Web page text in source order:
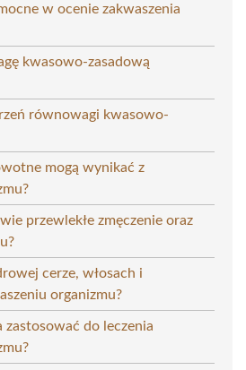
w ocenie zakwaszenia
kwasowo-zasadową
równowagi kwasowo-
mogą wynikać z
przewlekłe zmęczenie oraz
cerze, włosach i
organizmu?
zastosować do leczenia